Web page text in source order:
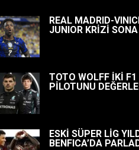
REAL MADRID-
JUNIOR KRİZİ SONA
TOTO WOLFF İKİ F1
PİLOTUNU
ESKİ SÜPER LİG
BENFICA’DA